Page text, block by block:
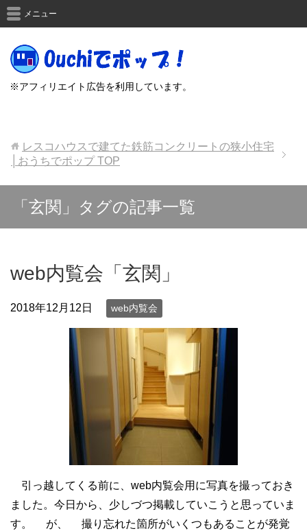
※アフィリエイト広告を利用しています。
メニュー
レスコハウスで建てた鉄筋コンクリートの狭小住宅
│おうちでポップTOP
「玄関」タグの記事一覧
web内覧会「玄関」
2018年12月12日 web内覧会
引っ越してくる前に、web内覧会用に写真を撮っておき
ました。今日から、少しづつ掲載していこうと思っていま
す。 が、 撮り忘れた箇所がいくつもあることが発覚